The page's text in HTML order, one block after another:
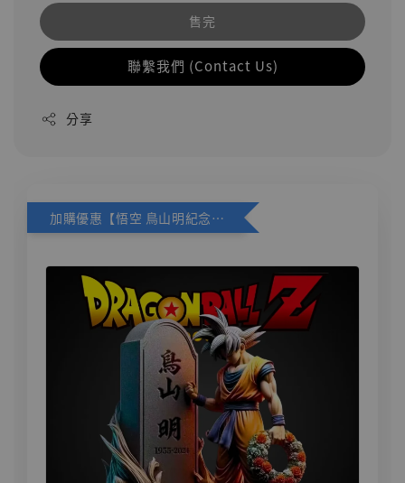
售完
聯繫我們 (Contact Us)
分享
加購優惠【悟空 鳥山明紀念款 [奇蹟工作室]】